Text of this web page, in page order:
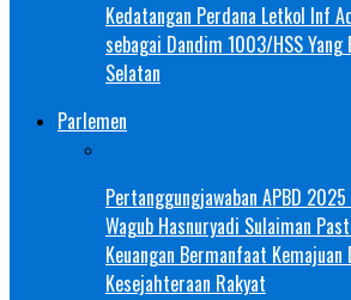
Kedatangan Perdana Letkol Inf
sebagai Dandim 1003/HSS Yang
Selatan
Parlemen
Pertanggungjawaban APBD
Wagub Hasnuryadi Sulaiman
Keuangan Bermanfaat Kemajuan
Kesejahteraan Rakyat